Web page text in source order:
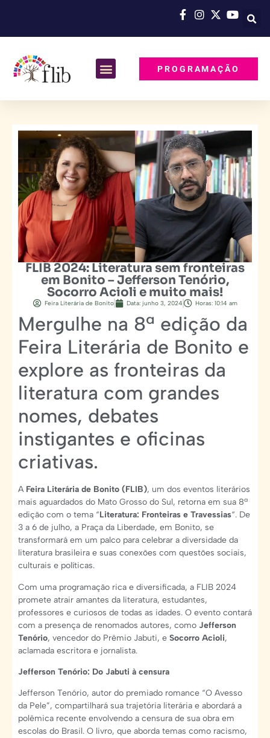
PROGRAMAÇÃO
FLIB 2024: Literatura sem fronteiras
em Bonito – Jefferson Tenório,
Socorro Acioli e muito mais!
Feira Literária de Bonito Data: junho 3, 2024 Horas: 10:14 am
Mergulhe na 8ª edição da
Feira Literária de Bonito e
explore as fronteiras da
literatura com grandes
nomes, debates
instigantes e oficinas
criativas.
A Feira Literária de Bonito (FLIB), um dos eventos literários
mais aguardados do Mato Grosso do Sul, retorna em sua 8ª
edição com o tema “Literatura: Fronteiras e Travessias“. De
3 a 6 de julho, a Praça da Liberdade, em Bonito, se
transformará em um palco para celebrar a diversidade da
literatura brasileira e suas conexões com questões sociais,
culturais e políticas.
Com uma programação rica e diversificada, a FLIB 2024
promete atrair amantes da literatura, estudantes,
professores e curiosos de todas as idades. O evento contará
com a presença de renomados autores, como Jefferson
Tenório, vencedor do Prêmio Jabuti, e Socorro Acioli,
aclamada escritora e jornalista.
Jefferson Tenório: Do Jabuti à censura
Jefferson Tenório, autor do premiado romance “O Avesso
da Pele”, compartilhará sua trajetória literária e abordará a
polêmica recente envolvendo a censura de sua obra em
escolas do Brasil. O livro, que aborda temas como racismo,